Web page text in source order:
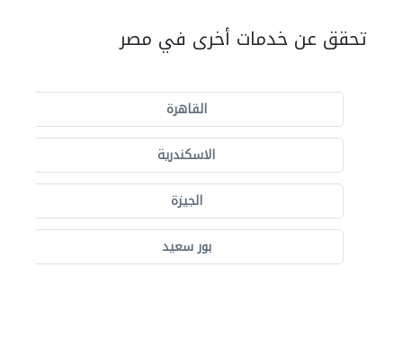
تحقق عن خدمات أخرى في مصر
القاهرة
الاسكندرية
الجيزة
بور سعيد